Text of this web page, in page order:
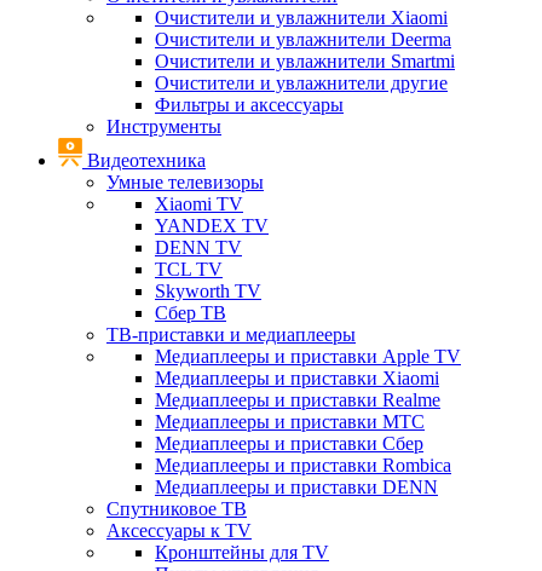
Очистители и увлажнители Xiaomi
Очистители и увлажнители Deerma
Очистители и увлажнители Smartmi
Очистители и увлажнители другие
Фильтры и аксессуары
Инструменты
Видеотехника
Умные телевизоры
Xiaomi TV
YANDEX TV
DENN TV
TCL TV
Skyworth TV
Сбер ТВ
ТВ-приставки и медиаплееры
Медиаплееры и приставки Apple TV
Медиаплееры и приставки Xiaomi
Медиаплееры и приставки Realme
Медиаплееры и приставки МТС
Медиаплееры и приставки Сбер
Медиаплееры и приставки Rombica
Медиаплееры и приставки DENN
Спутниковое ТВ
Аксессуары к TV
Кронштейны для TV